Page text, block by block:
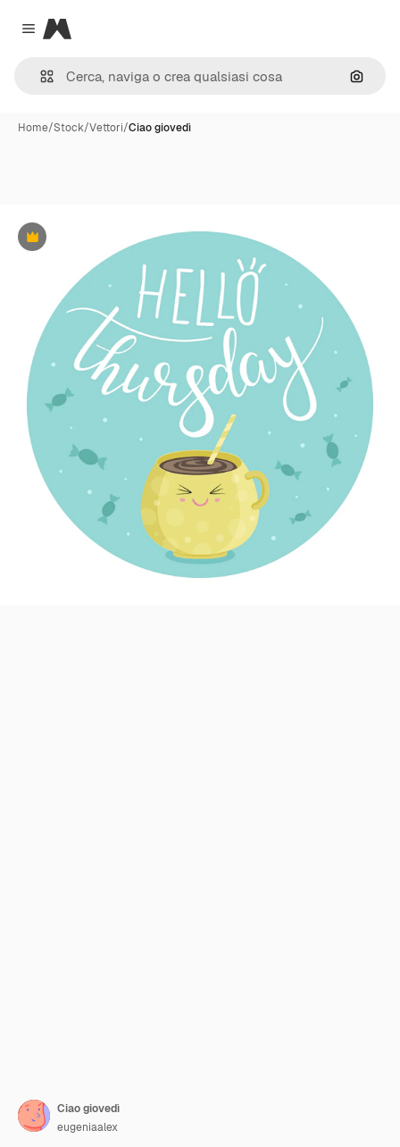
Close menu
Magnific
Cerca
Home/Stock/Vettori/Ciao giovedì
Premium
Ciao giovedì
eugeniaalex